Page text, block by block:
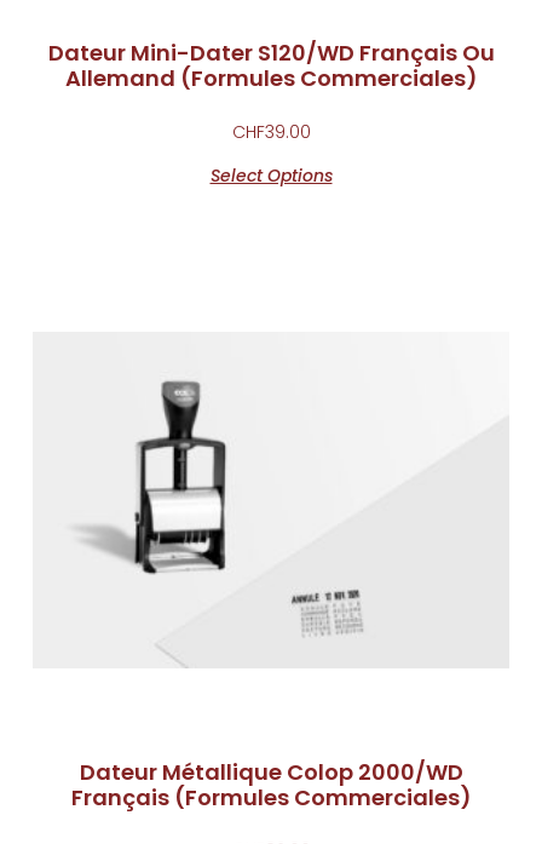
Dateur Mini-Dater S120/WD Français Ou
Allemand (Formules Commerciales)
CHF39.00
Select Options
Dateur Métallique Colop 2000/WD
Français (Formules Commerciales)